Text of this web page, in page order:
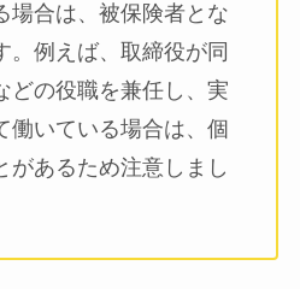
場合は、被保険者とな
。例えば、取締役が同
どの役職を兼任し、実
働いている場合は、個
があるため注意しまし